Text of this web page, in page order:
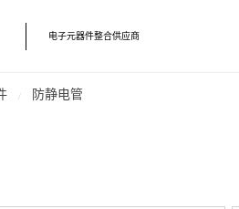
电子元器件整合供应商
防静电管